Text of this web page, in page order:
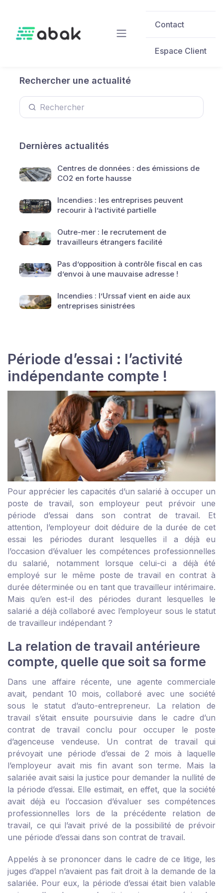
Contact
Espace Client
Rechercher une actualité
Dernières actualités
Centres de données : des émissions de
CO2 en forte hausse
Incendies : les entreprises peuvent
recourir à l’activité partielle
Outre-mer : le recrutement de
travailleurs étrangers facilité
Pas d’opposition à contrôle fiscal en cas
d’envoi à une mauvaise adresse !
Incendies : l’Urssaf vient en aide aux
entreprises sinistrées
Période d’essai : l’activité
indépendante compte !
Pour apprécier les capacités d’un salarié à occuper un
poste de travail, son employeur peut prévoir une
période d’essai dans son contrat de travail. Et
attention, l’employeur doit déduire de la durée de cet
essai les périodes durant lesquelles il a déjà eu
l’occasion d’évaluer les compétences professionnelles
du salarié, notamment lorsque celui-ci a déjà été
employé sur le même poste de travail en contrat à
durée déterminée ou en tant que travailleur intérimaire.
Mais qu’en est-il des périodes durant lesquelles le
salarié a déjà collaboré avec l’employeur sous le statut
de travailleur indépendant ?
La relation de travail antérieure
compte, quelle que soit sa forme
Dans une affaire récente, une agente commerciale
avait, pendant 10 mois, collaboré avec une société
sous le statut d’auto-entrepreneur. La relation de
travail s’était ensuite poursuivie dans le cadre d’un
contrat de travail conclu pour occuper le poste
d’agenceuse vendeuse. Un contrat de travail qui
prévoyait une période d’essai de 2 mois à laquelle
l’employeur avait mis fin avant son terme. Mais la
salariée avait saisi la justice pour demander la nullité de
la période d’essai. Elle estimait, en effet, que la société
avait déjà eu l’occasion d’évaluer ses compétences
professionnelles lors de la précédente relation de
travail, ce qui l’avait privé de la possibilité de prévoir
une période d’essai dans son contrat de travail.
Appelés à se prononcer dans le cadre de ce litige, les
juges d’appel n’avaient pas fait droit à la demande de la
salariée. Pour eux, la période d’essai était bien valable